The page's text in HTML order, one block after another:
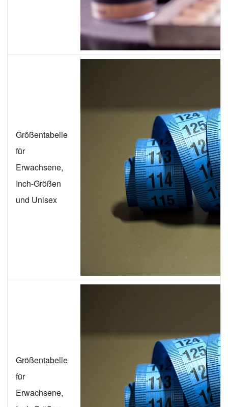
Größentabelle
für
Erwachsene,
Inch-Größen
und Unisex
Größentabelle
für
Erwachsene,